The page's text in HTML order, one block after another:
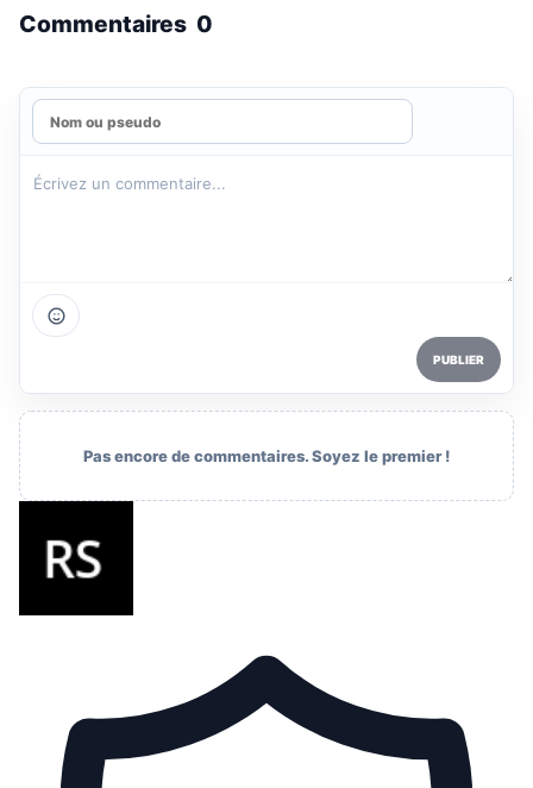
Commentaires 0
PUBLIER
Pas encore de commentaires. Soyez le premier !